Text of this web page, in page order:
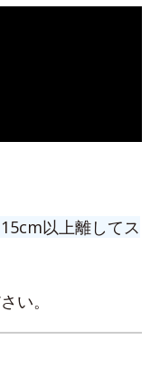
以上離してス
い。